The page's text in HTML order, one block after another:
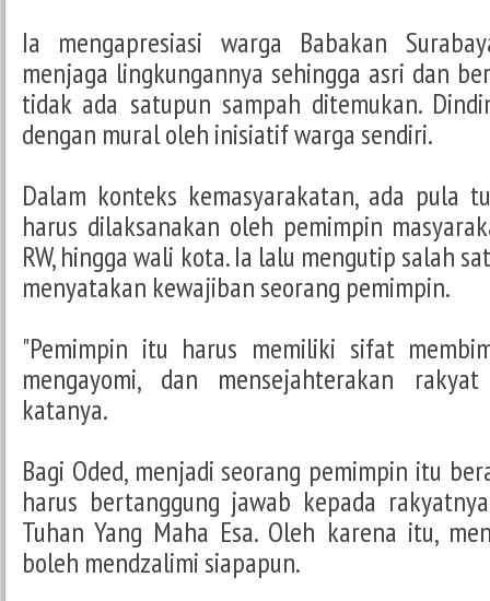
Ia mengapresiasi warga Babakan
menjaga lingkungannya sehingga asri dan
tidak ada satupun sampah ditemukan.
dengan mural oleh inisiatif warga sendiri.
Dalam konteks kemasyarakatan, ada pula
harus dilaksanakan oleh pemimpin
RW, hingga wali kota. Ia lalu mengutip salah
menyatakan kewajiban seorang pemimpin.
"Pemimpin itu harus memiliki sifat
mengayomi, dan mensejahterakan
katanya.
Bagi Oded, menjadi seorang pemimpin itu
harus bertanggung jawab kepada
Tuhan Yang Maha Esa. Oleh karena itu,
boleh mendzalimi siapapun.